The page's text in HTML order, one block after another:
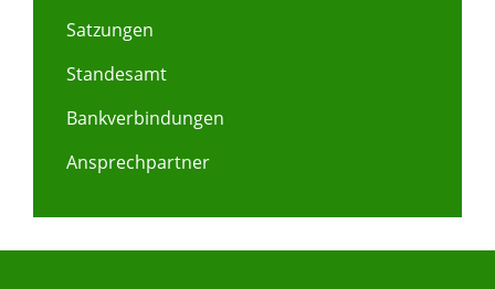
Satzungen
Standesamt
Bankverbindungen
Ansprechpartner